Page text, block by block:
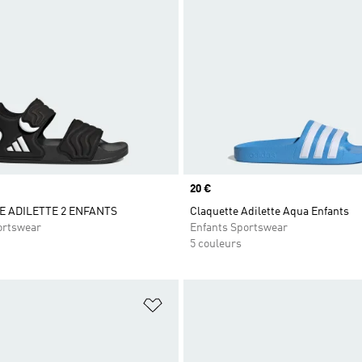
ADILETTE 2 ENFANTS
Prix
20 €
Claquette Adilette Aqua Enfants
Enfants Sportswear
5 couleurs